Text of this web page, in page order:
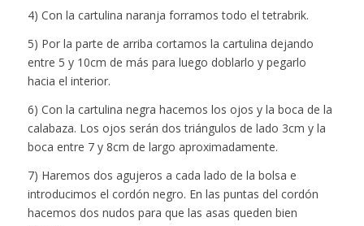
4) Con la cartulina naranja forramos todo el tetrabrik.
5) Por la parte de arriba cortamos la cartulina dejando
entre 5 y 10cm de más para luego doblarlo y pegarlo
hacia el interior.
6) Con la cartulina negra hacemos los ojos y la boca de la
calabaza. Los ojos serán dos triángulos de lado 3cm y la
boca entre 7 y 8cm de largo aproximadamente.
7) Haremos dos agujeros a cada lado de la bolsa e
introducimos el cordón negro. En las puntas del cordón
hacemos dos nudos para que las asas queden bien